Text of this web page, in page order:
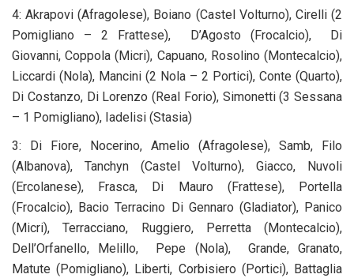
4: Akrapovi (Afragolese), Boiano (Castel Volturno), Cirelli (2
Pomigliano – 2 Frattese), D’Agosto (Frocalcio), Di
Giovanni, Coppola (Micri), Capuano, Rosolino (Montecalcio),
Liccardi (Nola), Mancini (2 Nola – 2 Portici), Conte (Quarto),
Di Costanzo, Di Lorenzo (Real Forio), Simonetti (3 Sessana
– 1 Pomigliano), Iadelisi (Stasia)
3: Di Fiore, Nocerino, Amelio (Afragolese), Samb, Filo
(Albanova), Tanchyn (Castel Volturno), Giacco, Nuvoli
(Ercolanese), Frasca, Di Mauro (Frattese), Portella
(Frocalcio), Bacio Terracino Di Gennaro (Gladiator), Panico
(Micri), Terracciano, Ruggiero, Perretta (Montecalcio),
Dell’Orfanello, Melillo, Pepe (Nola), Grande, Granato,
Matute (Pomigliano), Liberti, Corbisiero (Portici), Battaglia